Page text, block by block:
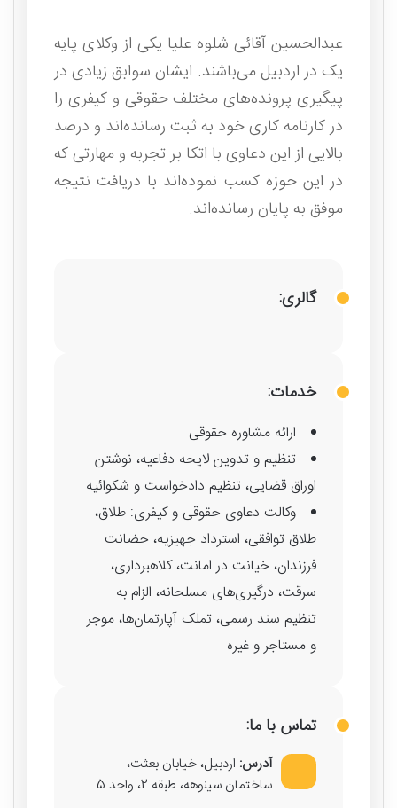
عبدالحسین آقائی شلوه علیا یکی از وکلای پایه
یک در اردبیل می‌باشند. ایشان سوابق زیادی در
پیگیری پرونده‌های مختلف حقوقی و کیفری را
در کارنامه کاری خود به ثبت رسانده‌اند و درصد
بالایی از این دعاوی با اتکا بر تجربه و مهارتی که
در این حوزه کسب نموده‌اند با دریافت نتیجه
موفق به پایان رسانده‌اند.
خدمات:
ارائه مشاوره حقوقی
تنظیم و تدوین لایحه دفاعیه، نوشتن
اوراق قضایی، تنظیم دادخواست و شکوائیه
وکالت دعاوی حقوقی و کیفری: طلاق،
طلاق توافقی، استرداد جهیزیه، حضانت
فرزندان، خیانت در امانت، کلاهبرداری،
سرقت، درگیری‌های مسلحانه، الزام به
تنظیم سند رسمی، تملک آپارتمان‌ها، موجر
و مستاجر و غیره
تماس با ما:
آدرس: اردبیل، خیابان بعثت،
ساختمان سینوهه، طبقه 2، واحد 5
گالری: